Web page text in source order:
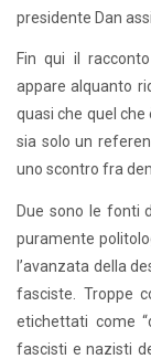
presidente Dan
Fin qui il
appare alquanto
quasi che quel
sia solo un
uno scontro fra
Due sono le fonti
puramente
l’avanzata della
fasciste. Troppe
etichettati come
fascisti e nazisti